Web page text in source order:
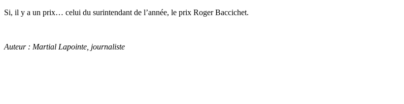
Si, il y a un prix… celui du surintendant de l’année, le prix Roger Baccichet.
Auteur : Martial Lapointe, journaliste